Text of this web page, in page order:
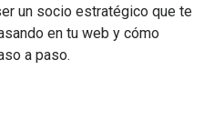
un socio estratégico que te
en tu web y cómo
a paso.